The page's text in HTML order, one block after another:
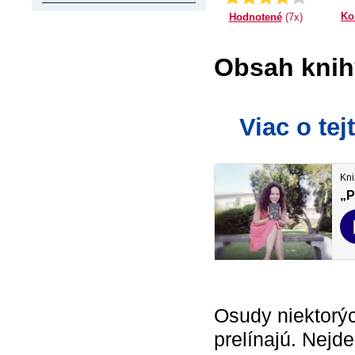
Hodnotené(7x)
Obsah
Viac o
Osudy
prelínajú.